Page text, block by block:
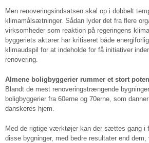
Men renoveringsindsatsen skal op i dobbelt
klimamålsætninger. Sådan lyder det fra flere
virksomheder som reaktion på regeringens
byggeriets aktører har kritiseret både
klimaudspil for at indeholde for få initiativer
renovering.
Almene boligbyggerier rummer et stort
Blandt de mest renoveringstrængende
boligbyggerier fra 60erne og 70erne, som
danskeres hjem.
Med de rigtige værktøjer kan der sættes gang i
disse bygninger, med bedre resultater end